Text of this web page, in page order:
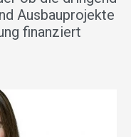
Ausbauprojekte
finanziert